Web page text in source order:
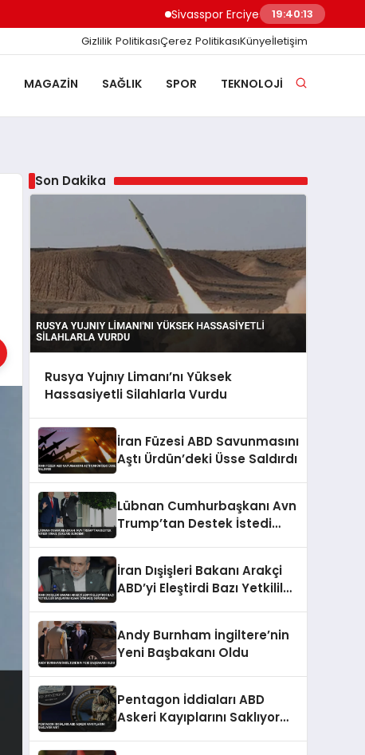
Sivasspor Erciyes Kampı’nda Güç
19:40:14
Gizlilik PolitikasıÇerez PolitikasıKünyeİletişim
MAGAZIN SAĞLIK SPOR TEKNOLOJI
Son Dakika
Rusya Yujnıy Limanı’nı Yüksek
Hassasiyetli Silahlarla Vurdu
İran Füzesi ABD Savunmasını
Aştı Ürdün’deki Üsse Saldırdı
Lübnan Cumhurbaşkanı Avn
Trump’tan Destek İstedi
İran Dışişleri Bakanı Arakçi
ABD’yi Eleştirdi Bazı Yetkililer
Andy Burnham İngiltere’nin
Yeni Başbakanı Oldu
Pentagon İddiaları ABD
Askeri Kayıplarını Saklıyor